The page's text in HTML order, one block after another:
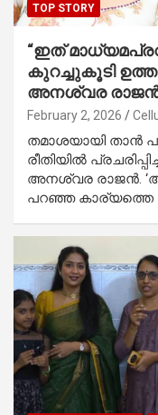
TOP STORY
“ഇത്
കുറച്ചുകൂടി
അനശ്വര
February 2, 2026
തമാശയായി താൻ
രീതിയിൽ
അനശ്വര രാജൻ.
പറഞ്ഞ കാര്യത്തെ